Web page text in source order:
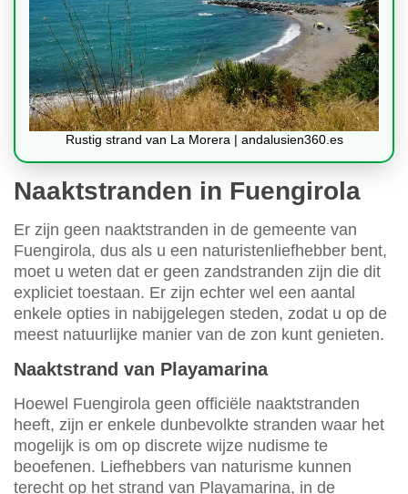
Rustig strand van La Morera | andalusien360.es
Naaktstranden in Fuengirola
Er zijn geen naaktstranden in de gemeente van
Fuengirola, dus als u een naturistenliefhebber bent,
moet u weten dat er geen zandstranden zijn die dit
expliciet toestaan. Er zijn echter wel een aantal
enkele opties in nabijgelegen steden, zodat u op de
meest natuurlijke manier van de zon kunt genieten.
Naaktstrand van Playamarina
Hoewel Fuengirola geen officiële naaktstranden
heeft, zijn er enkele dunbevolkte stranden waar het
mogelijk is om op discrete wijze nudisme te
beoefenen. Liefhebbers van naturisme kunnen
terecht op het strand van Playamarina, in de